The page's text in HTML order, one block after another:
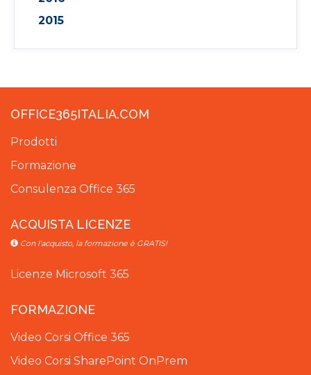
2015
OFFICE365ITALIA.COM
Prodotti
Formazione
Consulenza Office 365
ACQUISTA LICENZE
Con l'acquisto, la formazione è GRATIS!
Licenze Microsoft 365
FORMAZIONE
Video Corsi Office 365
Video Corsi SharePoint OnPrem